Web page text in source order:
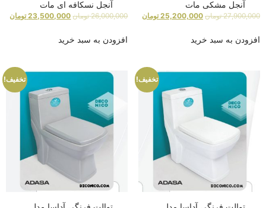
آنجل مشکی مات
27,900,000 تومان 25,200,000 تومان
افزودن به سبد خرید
آنجل نسکافه ای مات
26,000,000 تومان 23,500,000 تومان
افزودن به سبد خرید
تخفیف! تخفیف!